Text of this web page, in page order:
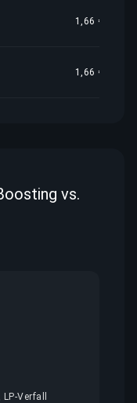
1,66 €
1,66 €
vs.
Verfall